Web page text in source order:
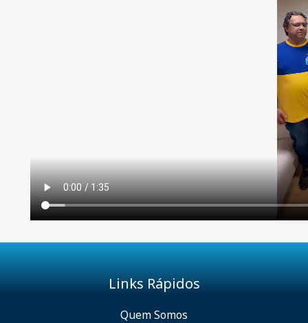
Links Rápidos
Quem Somos